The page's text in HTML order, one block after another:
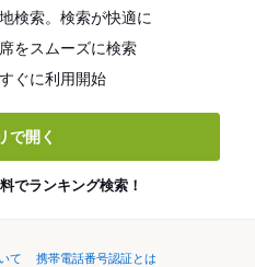
検索。検索が快適に
をスムーズに検索
ぐに利用開始
で開く
でランキング検索！
て
携帯電話番号認証とは